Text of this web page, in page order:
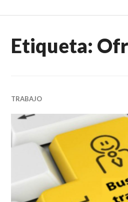
al VENDER+LIBROS NOTICIAS
Etiqueta:
TRABAJO